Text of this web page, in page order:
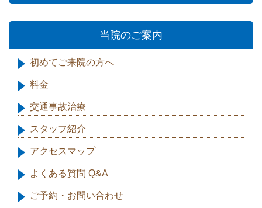
当院のご案内
初めてご来院の方へ
料金
交通事故治療
スタッフ紹介
アクセスマップ
よくある質問 Q&A
ご予約・お問い合わせ